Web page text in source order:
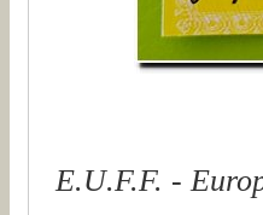
E.U.F.F. -